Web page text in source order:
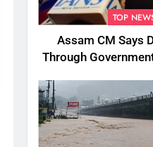
TOP
Assam CM Says
Through